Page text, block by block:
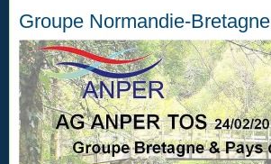
Groupe Normandie-Bretagne